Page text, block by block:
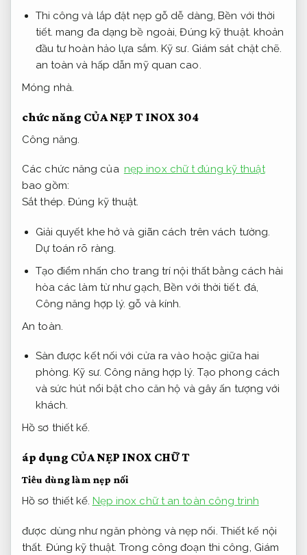
Thi công và lắp đặt nẹp gỗ dễ dàng,Bền với thời
tiết. mang đa dạng bề ngoài,Đúng kỹ thuật. khoản
đầu tư hoàn hảo lựa sắm.Kỹ sư. Giám sát chặt chẽ.
an toàn và hấp dẫn mỹ quan cao.
Móng nhà.
chức năng CỦA NẸP T INOX 304
Công năng.
Các chức năng của nẹp inox chữ t đúng kỹ thuật
bao gồm:
Sắt thép. Đúng kỹ thuật.
Giải quyết khe hở và giãn cách trên vách tường.
Dự toán rõ ràng.
Tạo điểm nhấn cho trang trí nội thất bằng cách hài
hòa các làm từ như gạch, Bền với thời tiết. đá,
Công năng hợp lý. gỗ và kính.
An toàn.
Sàn được kết nối với cửa ra vào hoặc giữa hai
phòng.Kỹ sư. Công năng hợp lý. Tạo phong cách
và sức hút nổi bật cho căn hộ và gây ấn tượng với
khách.
Hồ sơ thiết kế.
áp dụng CỦA NẸP INOX CHỮ T
Tiêu dùng làm nẹp nối
Hồ sơ thiết kế. Nẹp inox chữ t an toàn công trình
được dùng như ngăn phòng và nẹp nối. Thiết kế nội
thất. Đúng kỹ thuật. Trong công đoạn thi công, Giám